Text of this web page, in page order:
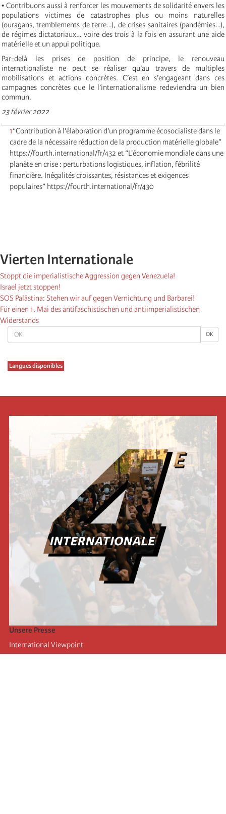
OK OK
Langues disponibles
• Contribuons aussi à renforcer les mouvements de solidarité envers les
populations victimes de catastrophes plus ou moins naturelles
(ouragans, tremblements de terre…), de crises sanitaires (pandémies…),
de régimes dictatoriaux… voire des trois à la fois en assurant une aide
matérielle et un appui politique.
Par-delà les prises de position de principe, le renouveau
internationaliste ne peut se réaliser qu’au travers de multiples
mobilisations et actions concrètes. C’est en s’engageant dans ces
campagnes concrètes que le l’internationalisme redeviendra un bien
commun.
23 février 2022
1“Contribution à l'élaboration d'un programme écosocialiste dans le
cadre de la nécessaire réduction de la production matérielle globale”
https://fourth.international/fr/432 et “L'économie mondiale dans une
planète en crise : perturbations logistiques, inflation, fébrilité
financière. Inégalités croissantes, résistances et exigences
populaires” https://fourth.international/fr/430
Vierten Internationale
Stoppt die imperialistische Aggression gegen Venezuela!
Israel jetzt stoppen!
SOS Palästina: Stehen wir auf gegen Vernichtung und Barbarei!
Für einen 1. Mai des antifaschistischen und antiimperialistischen
Widerstands
Unsere Presse
International Viewpoint